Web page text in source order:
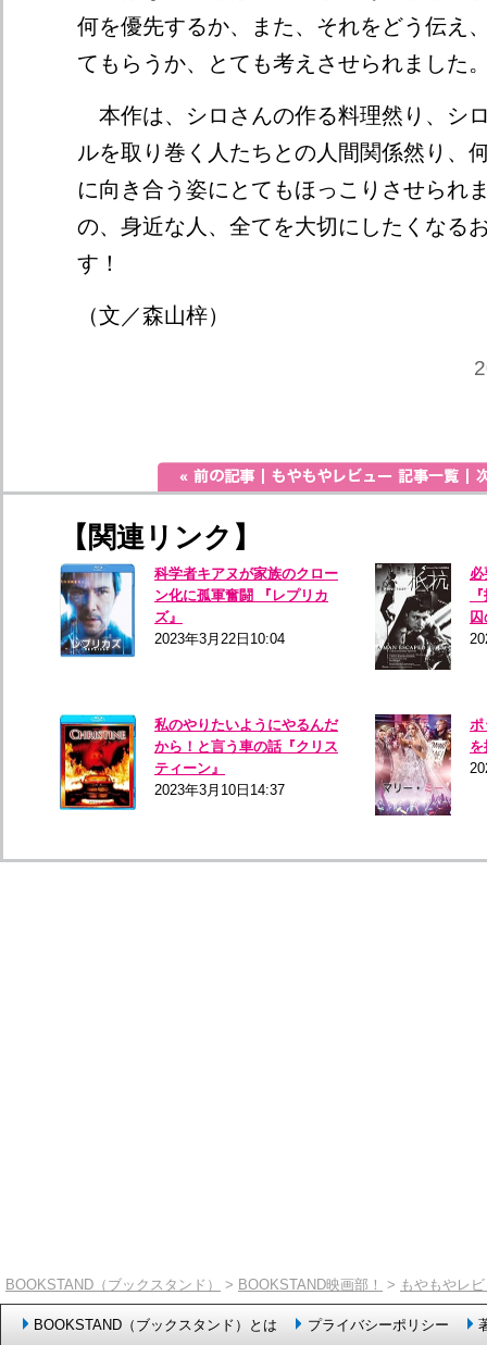
何を優先するか、また、それをどう伝え
てもらうか、とても考えさせられました
本作は、シロさんの作る料理然り、シ
ルを取り巻く人たちとの人間関係然り、
に向き合う姿にとてもほっこりさせられ
の、身近な人、全てを大切にしたくなる
す！
（文／森山梓）
【関連リンク】
科学者キアヌが家族のクロー
ン化に孤軍奮闘 『レプリカ
ズ』
2023年3月22日10:04
私のやりたいようにやるんだ
から！と言う車の話『クリス
ティーン』
2023年3月10日14:37
BOOKSTAND（ブックスタンド） > BOOKSTAND映画部！ > もやもやレ
BOOKSTAND（ブックスタンド）とは プライバシーポリシー